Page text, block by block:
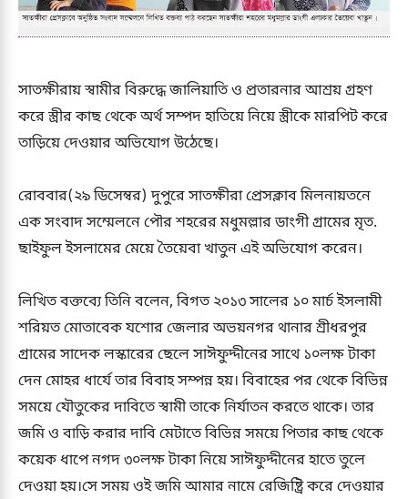
সাতক্ষীরায় স্বামীর বিরুদ্ধে জালিয়াতি ও প্রতারনার আশ্রয় গ্রহণ
করে স্ত্রীর কাছ থেকে অর্থ সম্পদ হাতিয়ে নিয়ে স্ত্রীকে মারপিট করে
তাড়িয়ে দেওয়ার অভিযোগ উঠেছে।
রোববার(২৯ ডিসেম্বর) দুপুরে সাতক্ষীরা প্রেসক্লাব মিলনায়তনে
এক সংবাদ সম্মেলনে পৌর শহরের মধুমল্লার ডাংগী গ্রামের মৃত.
ছাইফুল ইসলামের মেয়ে তৈয়েবা খাতুন এই অভিযোগ করেন।
লিখিত বক্তব্যে তিনি বলেন, বিগত ২০১৩ সালের ১০ মার্চ ইসলামী
শরিয়ত মোতাবেক যশোর জেলার অভয়নগর থানার শ্রীধরপুর
গ্রামের সাদেক লস্কারের ছেলে সাঈফুদ্দীনের সাথে ১০লক্ষ টাকা
দেন মোহর ধার্যে তার বিবাহ সম্পন্ন হয়। বিবাহের পর থেকে বিভিন্ন
সময়ে যৌতুকের দাবিতে স্বামী তাকে নির্যাতন করতে থাকে। তার
জমি ও বাড়ি করার দাবি মেটাতে বিভিন্ন সময়ে পিতার কাছ থেকে
কয়েক ধাপে নগদ ৩০লক্ষ টাকা নিয়ে সাঈফুদ্দীনের হাতে তুলে
দেওয়া হয়।সে সময় ওই জমি আমার নামে রেজিষ্ট্রি করে দেওয়ার